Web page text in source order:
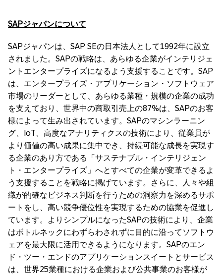
SAPジャパンについて
SAPジャパンは、SAP SEの日本法人として1992年に設立
されました。SAPの戦略は、あらゆる企業がインテリジェ
ントエンタープライズになるよう支援することです。SAP
は、エンタープライズ・アプリケーション・ソフトウェア
市場のリーダーとして、あらゆる業種・規模の企業の成功
を支えており、世界中の商取引売上の87%は、SAPのお客
様によって生み出されています。SAPのマシンラーニン
グ、IoT、高度なアナリティクスの技術により、従業員が
より価値の高い成果に集中でき、持続可能な成長を実現す
る企業のあり方である「サステナブル・インテリジェン
ト・エンタープライズ」へとすべての企業が変革できるよ
う支援することを戦略に掲げています。さらに、人々や組
織が的確なビジネス判断を行うための洞察力を深めるサポ
ートをし、高い競争優位性を実現するための協業を促進し
ています。よりシンプルになったSAPの技術により、企業
はボトルネックにわずらわされずに目的に沿ってソフトウ
ェアを最大限に活用できるようになります。SAPのエン
ド・ツー・エンドのアプリケーションスイートとサービス
は、世界25業種における企業および公共事業のお客様が